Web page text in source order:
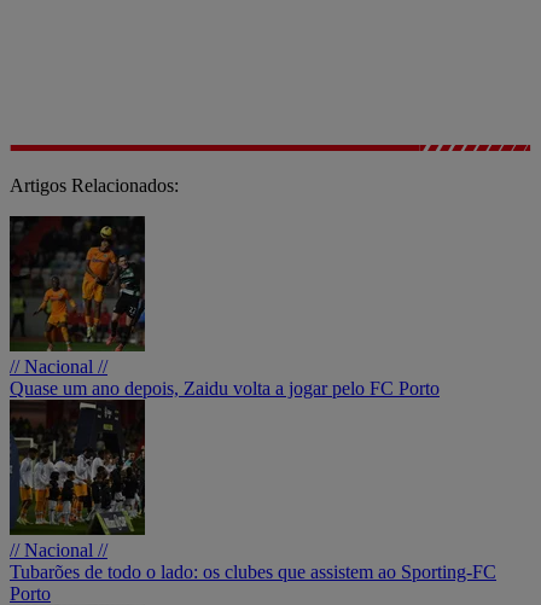
Artigos Relacionados:
// Nacional //
Quase um ano depois, Zaidu volta a jogar pelo FC Porto
// Nacional //
Tubarões de todo o lado: os clubes que assistem ao Sporting-FC
Porto